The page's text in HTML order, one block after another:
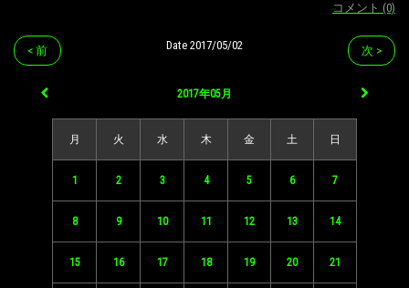
コメント (0)
< 前 次 >
Date 2017/05/02
2017年05月
月 火 水 木 金 土 日
1 2 3 4 5 6 7
8 9 10 11 12 13 14
15 16 17 18 19 20 21